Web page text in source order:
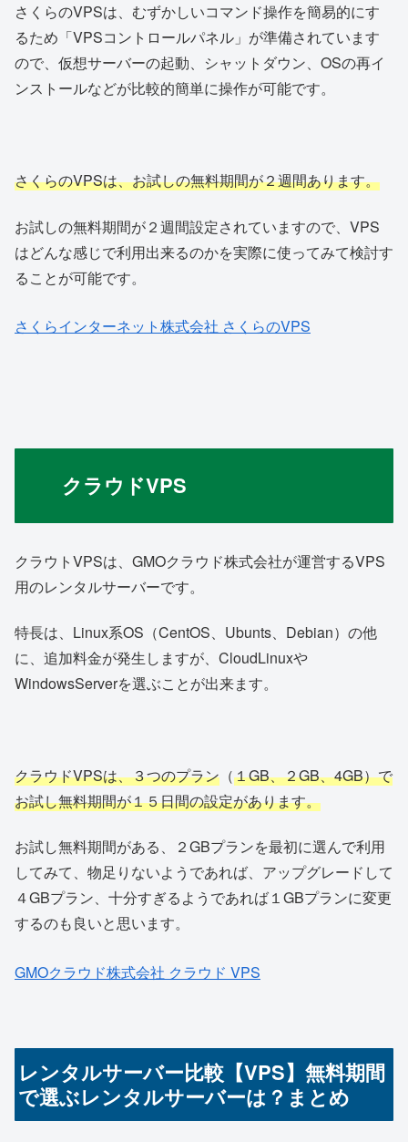
さくらのVPSは、むずかしいコマンド操作を簡易的にす
るため「VPSコントロールパネル」が準備されています
ので、仮想サーバーの起動、シャットダウン、OSの再イ
ンストールなどが比較的簡単に操作が可能です。
さくらのVPSは、お試しの無料期間が２週間あります。
お試しの無料期間が２週間設定されていますので、VPS
はどんな感じで利用出来るのかを実際に使ってみて検討す
ることが可能です。
さくらインターネット株式会社 さくらのVPS
クラウドVPS
クラウトVPSは、GMOクラウド株式会社が運営するVPS
用のレンタルサーバーです。
特長は、Linux系OS（CentOS、Ubunts、Debian）の他
に、追加料金が発生しますが、CloudLinuxや
WindowsServerを選ぶことが出来ます。
クラウドVPSは、３つのプラン （１GB、２GB、4GB）で
お試し無料期間が１５日間の設定があります。
お試し無料期間がある、２GBプランを最初に選んで利用
してみて、物足りないようであれば、アップグレードして
４GBプラン、十分すぎるようであれば１GBプランに変更
するのも良いと思います。
GMOクラウド株式会社 クラウド VPS
レンタルサーバー比較【VPS】無料期間
で選ぶレンタルサーバーは？まとめ